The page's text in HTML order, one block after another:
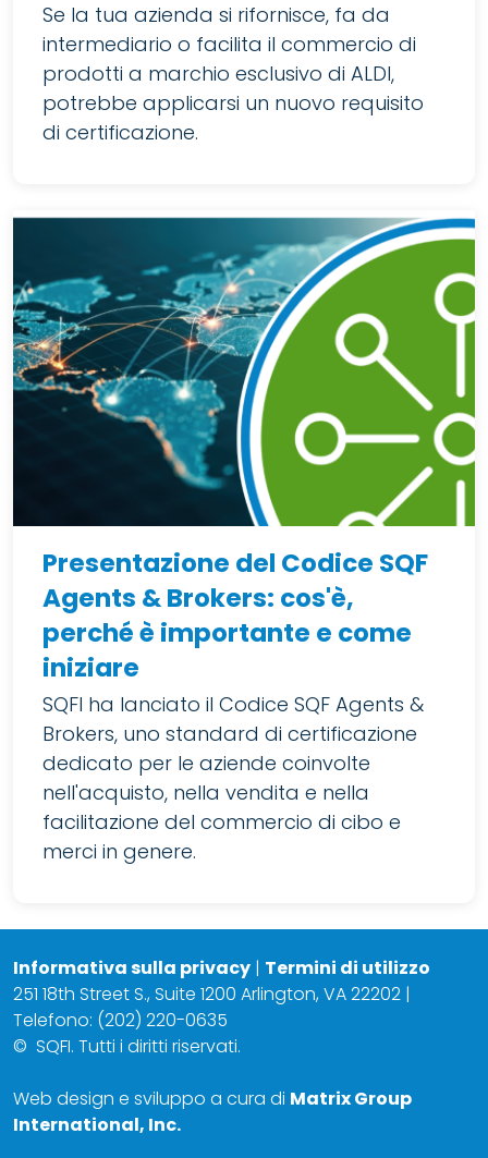
Se la tua azienda si rifornisce, fa da
intermediario o facilita il commercio di
prodotti a marchio esclusivo di ALDI,
potrebbe applicarsi un nuovo requisito
di certificazione.
Presentazione del Codice SQF
Agents & Brokers: cos'è,
perché è importante e come
iniziare
SQFI ha lanciato il Codice SQF Agents &
Brokers, uno standard di certificazione
dedicato per le aziende coinvolte
nell'acquisto, nella vendita e nella
facilitazione del commercio di cibo e
merci in genere.
Informativa sulla privacy | Termini di utilizzo
251 18th Street S., Suite 1200 Arlington, VA 22202 |
Telefono: (202) 220-0635
© SQFI. Tutti i diritti riservati.
Web design e sviluppo a cura di Matrix Group
International, Inc.